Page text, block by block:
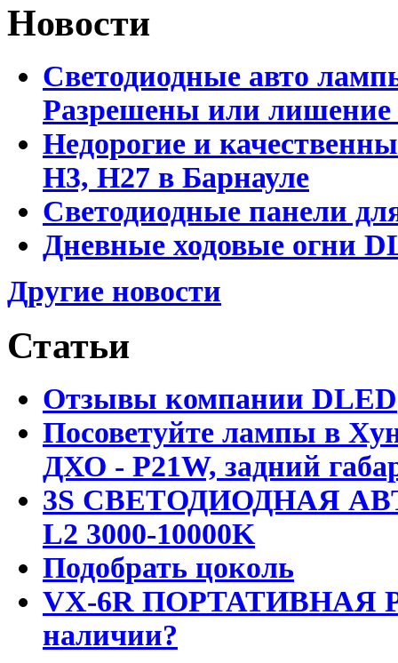
Новости
Светодиодные авто
Разрешены или лишение
Недорогие и
Н3, Н27 в Барнауле
Светодиодные панели
Дневные ходовые огни
Другие новости
Статьи
Отзывы компании DLED
Посоветуйте лампы в
ДХО - P21W, задний
3S СВЕТОДИОДНАЯ
L2 3000-10000K
Подобрать цоколь
VX-6R ПОРТАТИВНАЯ
наличии?